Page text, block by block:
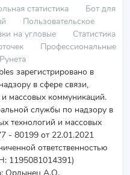
статистика
Бот для
Пользовательское
на угловые
Статистика
Профессиональные
зарегистрировано в
в сфере связи,
массовых коммуникаций.
службы по надзору в
технологий и массовых
- 80199 от 22.01.2021
ответственностью
1195081014391)